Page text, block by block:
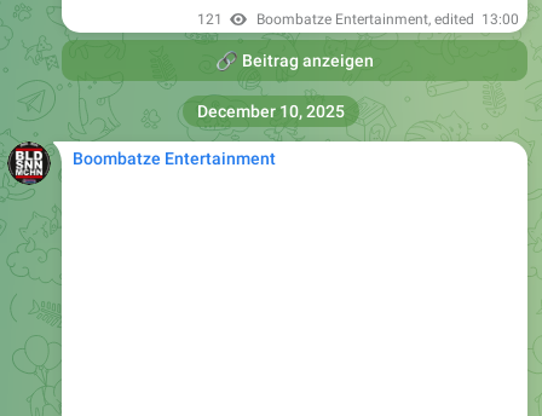
121 Boombatze Entertainment, edited 13:00
🔗Beitrag anzeigen
Boombatze Entertainment
December 10, 2025